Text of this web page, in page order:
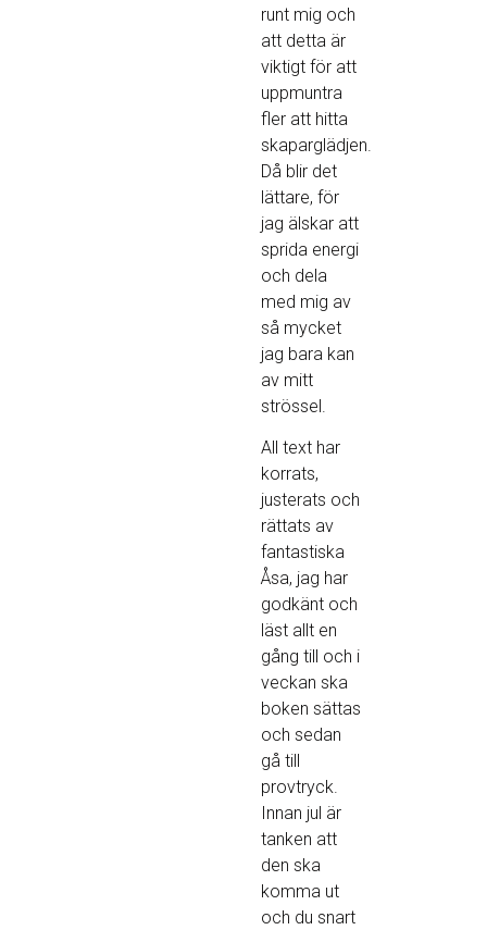
runt mig och
att detta är
viktigt för att
uppmuntra
fler att hitta
skaparglädjen.
Då blir det
lättare, för
jag älskar att
sprida energi
och dela
med mig av
så mycket
jag bara kan
av mitt
strössel.
All text har
korrats,
justerats och
rättats av
fantastiska
Åsa, jag har
godkänt och
läst allt en
gång till och i
veckan ska
boken sättas
och sedan
gå till
provtryck.
Innan jul är
tanken att
den ska
komma ut
och du snart